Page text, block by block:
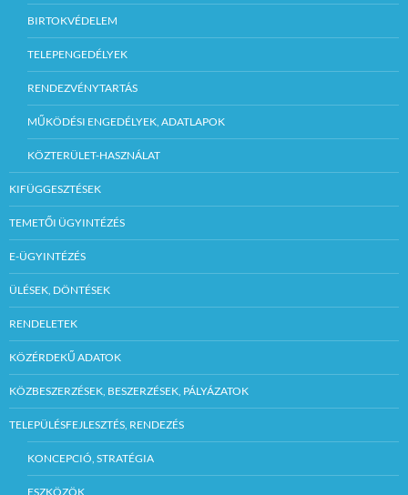
BIRTOKVÉDELEM
TELEPENGEDÉLYEK
RENDEZVÉNYTARTÁS
MŰKÖDÉSI ENGEDÉLYEK, ADATLAPOK
KÖZTERÜLET-HASZNÁLAT
KIFÜGGESZTÉSEK
TEMETŐI ÜGYINTÉZÉS
E-ÜGYINTÉZÉS
ÜLÉSEK, DÖNTÉSEK
RENDELETEK
KÖZÉRDEKŰ ADATOK
KÖZBESZERZÉSEK, BESZERZÉSEK, PÁLYÁZATOK
TELEPÜLÉSFEJLESZTÉS, RENDEZÉS
KONCEPCIÓ, STRATÉGIA
ESZKÖZÖK